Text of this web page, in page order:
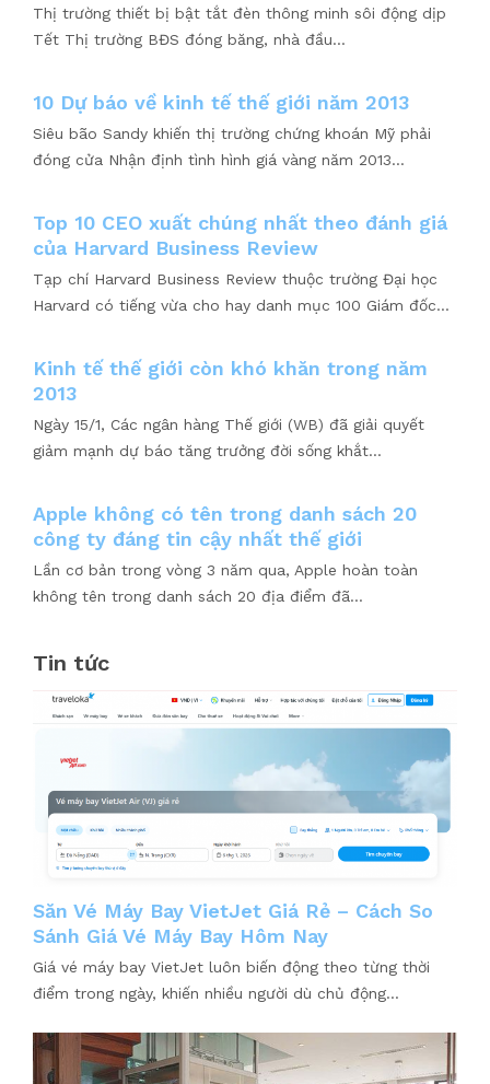
Thị trường thiết bị bật tắt đèn thông minh sôi động dịp
Tết Thị trường BĐS đóng băng, nhà đầu...
10 Dự báo về kinh tế thế giới năm 2013
Siêu bão Sandy khiến thị trường chứng khoán Mỹ phải
đóng cửa Nhận định tình hình giá vàng năm 2013...
Top 10 CEO xuất chúng nhất theo đánh giá
của Harvard Business Review
Tạp chí Harvard Business Review thuộc trường Đại học
Harvard có tiếng vừa cho hay danh mục 100 Giám đốc...
Kinh tế thế giới còn khó khăn trong năm
2013
Ngày 15/1, Các ngân hàng Thế giới (WB) đã giải quyết
giảm mạnh dự báo tăng trưởng đời sống khắt...
Apple không có tên trong danh sách 20
công ty đáng tin cậy nhất thế giới
Lần cơ bản trong vòng 3 năm qua, Apple hoàn toàn
không tên trong danh sách 20 địa điểm đã...
Tin tức
Săn Vé Máy Bay VietJet Giá Rẻ – Cách So
Sánh Giá Vé Máy Bay Hôm Nay
Giá vé máy bay VietJet luôn biến động theo từng thời
điểm trong ngày, khiến nhiều người dù chủ động...